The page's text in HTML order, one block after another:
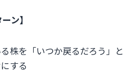
ン】
株を「いつか戻るだろう」と
する